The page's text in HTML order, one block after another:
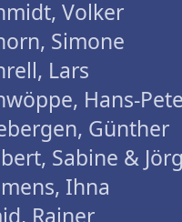
Volker
Simone
Lars
Hans-
Günther
Sabine &
Ihna
Rainer